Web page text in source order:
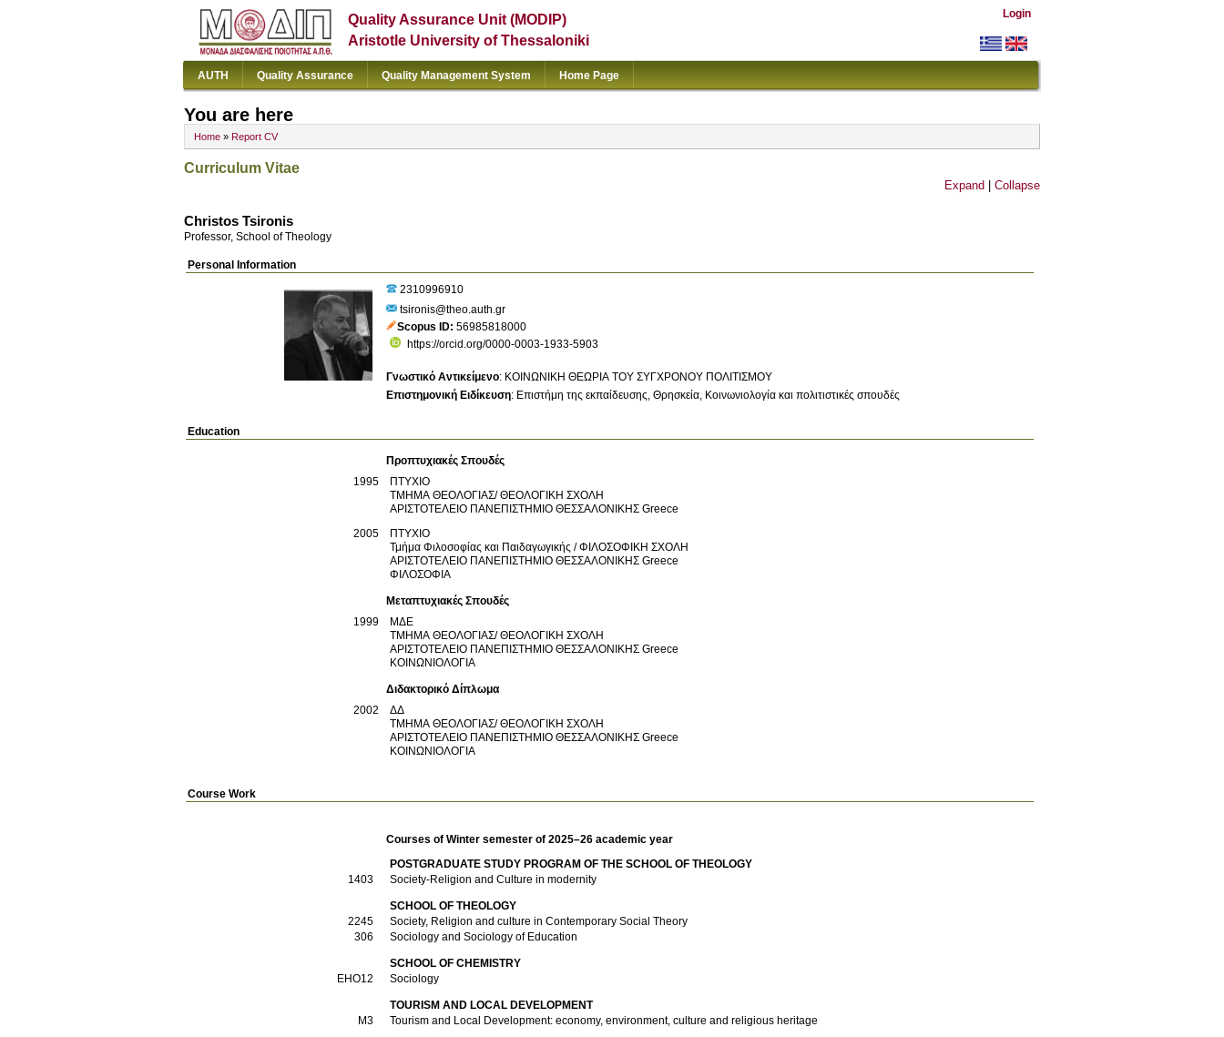
Quality Assurance Unit (MODIP)
Aristotle University of Thessaloniki
Login
AUTH Quality Assurance Quality Management System Home Page
You are here
Home » Report CV
Curriculum Vitae
Expand Collapse
Christos Tsironis
Professor, School of Theology
Personal Information
2310996910
tsironis@theo.auth.gr
Scopus ID 56985818000
https://orcid.org/0000-0003-1933-5903
Γνωστικό Αντικείμενο: ΚΟΙΝΩΝΙΚΗ ΘΕΩΡΙΑ ΤΟΥ ΣΥΓΧΡΟΝΟΥ ΠΟΛΙΤΙΣΜΟΥ
Επιστημονική Ειδίκευση: Επιστήμη της εκπαίδευσης Θρησκεία Κοινωνιολογία και πολιτιστικές σπουδές
Education
Προπτυχιακές Σπουδές
1995
ΠΤΥΧΙΟ
ΤΜΗΜΑ ΘΕΟΛΟΓΙΑΣ/ ΘΕΟΛΟΓΙΚΗ ΣΧΟΛΗ
ΑΡΙΣΤΟΤΕΛΕΙΟ ΠΑΝΕΠΙΣΤΗΜΙΟ ΘΕΣΣΑΛΟΝΙΚΗΣ Greece
2005
ΠΤΥΧΙΟ
Τμήμα Φιλοσοφίας και Παιδαγωγικής / ΦΙΛΟΣΟΦΙΚΗ ΣΧΟΛΗ
ΑΡΙΣΤΟΤΕΛΕΙΟ ΠΑΝΕΠΙΣΤΗΜΙΟ ΘΕΣΣΑΛΟΝΙΚΗΣ Greece
ΦΙΛΟΣΟΦΙΑ
Μεταπτυχιακές Σπουδές
1999
ΜΔΕ
ΤΜΗΜΑ ΘΕΟΛΟΓΙΑΣ/ ΘΕΟΛΟΓΙΚΗ ΣΧΟΛΗ
ΑΡΙΣΤΟΤΕΛΕΙΟ ΠΑΝΕΠΙΣΤΗΜΙΟ ΘΕΣΣΑΛΟΝΙΚΗΣ Greece
ΚΟΙΝΩΝΙΟΛΟΓΙΑ
Διδακτορικό Δίπλωμα
2002
ΔΔ
ΤΜΗΜΑ ΘΕΟΛΟΓΙΑΣ/ ΘΕΟΛΟΓΙΚΗ ΣΧΟΛΗ
ΑΡΙΣΤΟΤΕΛΕΙΟ ΠΑΝΕΠΙΣΤΗΜΙΟ ΘΕΣΣΑΛΟΝΙΚΗΣ Greece
ΚΟΙΝΩΝΙΟΛΟΓΙΑ
Course Work
Courses of Winter semester of 2025–26 academic year
POSTGRADUATE STUDY PROGRAM OF THE SCHOOL OF THEOLOGY
1403
Society-Religion and Culture in modernity
SCHOOL OF THEOLOGY
2245
Society, Religion and culture in Contemporary Social Theory
306
Sociology and Sociology of Education
SCHOOL OF CHEMISTRY
ΕΗΟ12
Sociology
TOURISM AND LOCAL DEVELOPMENT
Μ3
Tourism and Local Development: economy, environment, culture and religious heritage